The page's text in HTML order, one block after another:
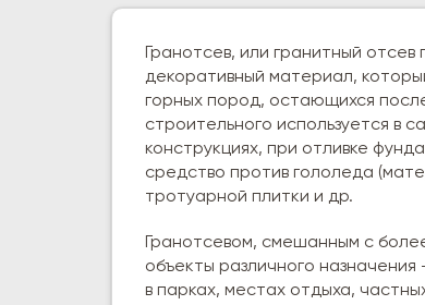
Гранотсев, или гранитный
декоративный материал,
горных пород, остающихся
строительного используется в
конструкциях, при отливке
средство против гололеда
тротуарной плитки и др.
Гранотсевом, смешанным с
объекты различного
в парках, местах отдыха,